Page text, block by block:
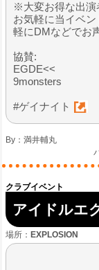
※大変お得な出演
お気軽に当イベ
軽にDMなどでお
協賛:
EGDE<<
9monsters
#ゲイナイト
By： 満井輔丸
クラブイベント
アイドルエ
場所： EXPLOSION